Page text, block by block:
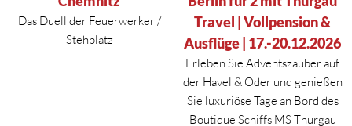
Das Duell der Feuerwerker /
Stehplatz
Travel | Vollpension &
Ausflüge | 17.-20.12.2026
Erleben Sie Adventszauber auf
der Havel & Oder und genießen
Sie luxuriöse Tage an Bord des
Boutique Schiffs MS Thurgau